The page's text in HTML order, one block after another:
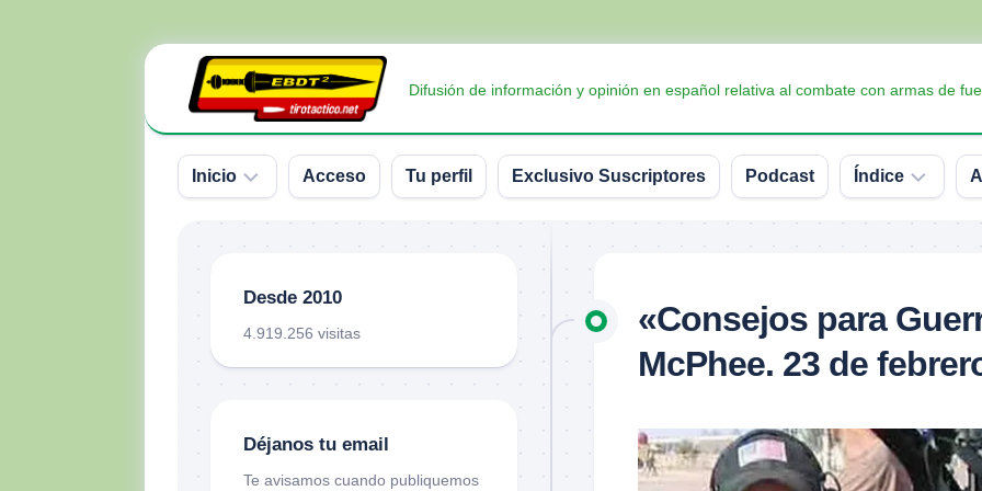
Difusión de información y opinión en español relativa al combate con armas de
Inicio
Donativos
Acceso Tu perfil Exclusivo Suscriptores Podcast Índice
Balística
Conceptos
Interesante
«Consejos para
McPhee. 23 de
Desde 2010
4.919.256 visitas
Déjanos tu email
Te avisamos cuando publiquemos